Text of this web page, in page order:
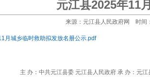
元江县2025年11
来源：元江县人民政府网 时间
月城乡临时救助拟发放名册公示.pdf
主 办：中共元江县委 元江县人民政府 承 办：元